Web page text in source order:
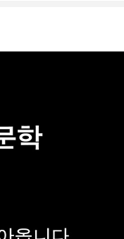
하여 《도박사》와
속기사와 두 번째로
기간 동안 유럽의 여
《악령》 등을 쓴다. 해외
망한다. 작가에게 삶의
월 28일 《카라마조프
활』, 『그 후의 세월』,